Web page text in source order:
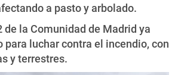
a pasto y arbolado.
de la Comunidad de Madrid ya
para luchar contra el incendio, con
y terrestres.